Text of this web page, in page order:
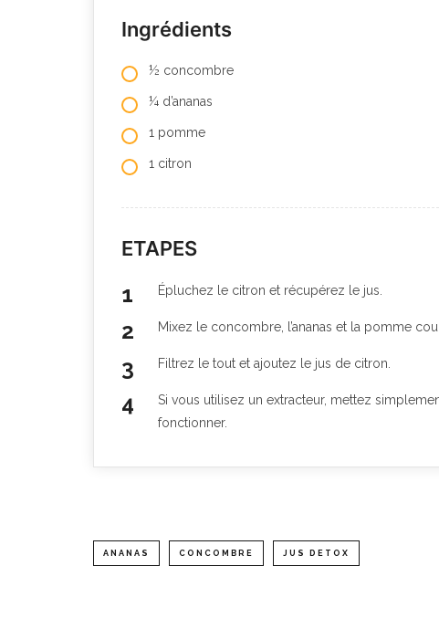
Ingrédients
½ concombre
¼ d’ananas
1 pomme
1 citron
ETAPES
Épluchez le citron et récupérez le jus.
Mixez le concombre, l’ananas et la pomme
Filtrez le tout et ajoutez le jus de citron.
Si vous utilisez un extracteur, mettez
fonctionner.
ANANAS CONCOMBRE JUS DETOX